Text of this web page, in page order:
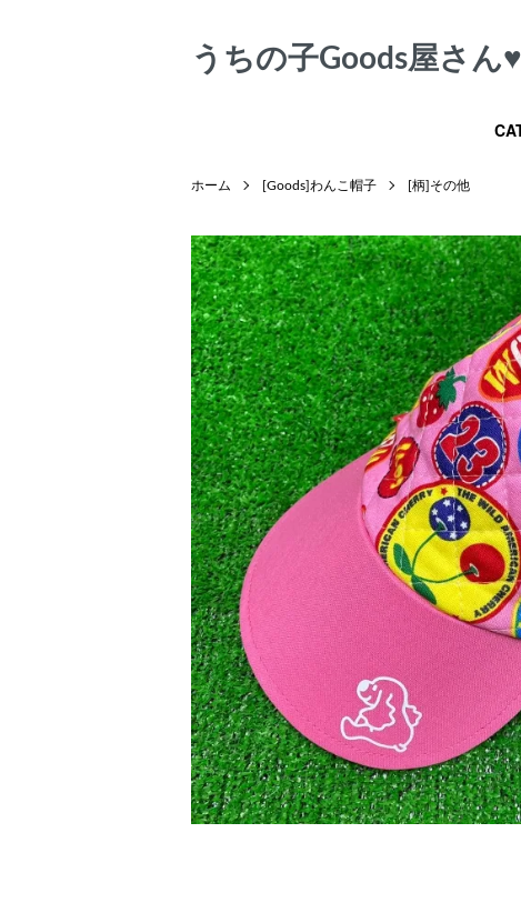
うちの子Goods屋さん
ホーム [Goods]わんこ帽子 [柄]その他